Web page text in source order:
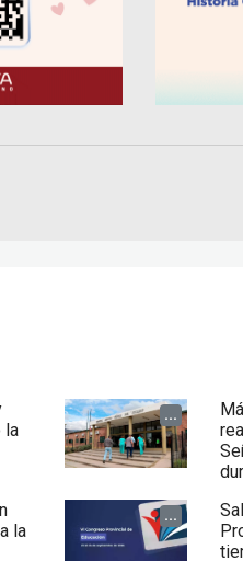
la
...
la
...